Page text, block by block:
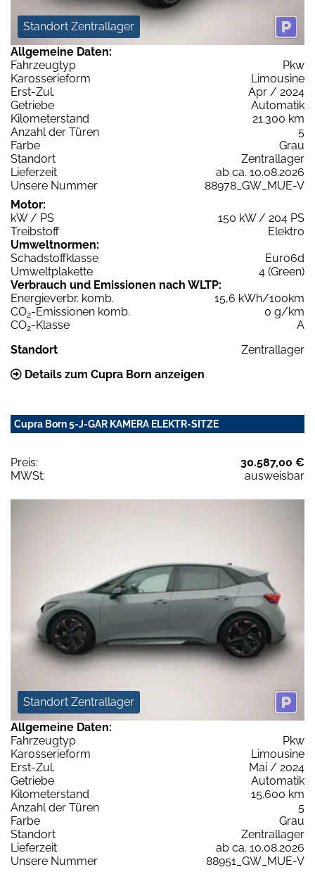
Standort Zentrallager
Allgemeine Daten:
Fahrzeugtyp
Pkw
Karosserieform
Limousine
Erst-Zul.
Apr / 2024
Getriebe
Automatik
Kilometerstand
21.300 km
Anzahl der Türen
5
Farbe
Grau
Standort
Zentrallager
Lieferzeit
ab ca. 10.08.2026
Unsere Nummer
88978_GW_MUE-V
Motor:
kW / PS
150 kW / 204 PS
Treibstoff
Elektro
Umweltnormen:
Schadstoffklasse
Euro6d
Umweltplakette
4 (Green)
Verbrauch und Emissionen nach WLTP:
Energieverbr. komb.
15,6 kWh/100km
CO2-Emissionen komb.
0 g/km
CO2-Klasse
A
Standort
Zentrallager
Details zum Cupra Born anzeigen
Cupra Born 5-J-GAR KAMERA ELEKTR-SITZE
Preis:
30.587,00 €
MWSt:
ausweisbar
Standort Zentrallager
Allgemeine Daten:
Fahrzeugtyp
Pkw
Karosserieform
Limousine
Erst-Zul.
Mai / 2024
Getriebe
Automatik
Kilometerstand
15.600 km
Anzahl der Türen
5
Farbe
Grau
Standort
Zentrallager
Lieferzeit
ab ca. 10.08.2026
Unsere Nummer
88951_GW_MUE-V